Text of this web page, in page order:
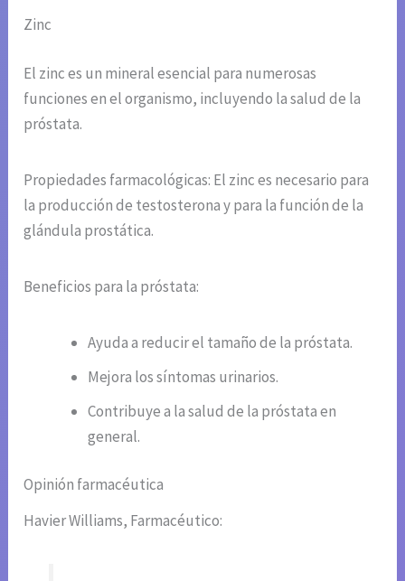
Zinc
El zinc es un mineral esencial para numerosas
funciones en el organismo, incluyendo la salud de la
próstata.
Propiedades farmacológicas: El zinc es necesario para
la producción de testosterona y para la función de la
glándula prostática.
Beneficios para la próstata:
Ayuda a reducir el tamaño de la próstata.
Mejora los síntomas urinarios.
Contribuye a la salud de la próstata en
general.
Opinión farmacéutica
Havier Williams, Farmacéutico: